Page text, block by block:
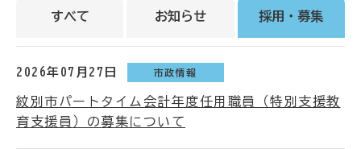
すべて お知らせ 採用・募集
2026年07月27日 市政情報
紋別市パートタイム会計年度任用職員（特別支援教
育支援員）の募集について